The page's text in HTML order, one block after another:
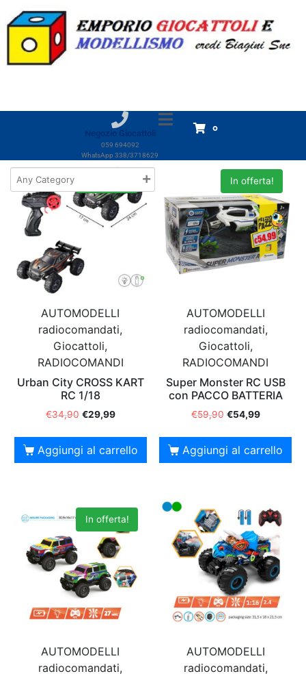
Negozio Giocattoli
059 694092
WhatsApp 338/3718629
0
Home Prodotti Giocattoli RADIOCOMANDI
RADIOCOMANDI
AUTOMODELLI
radiocomandati,
Giocattoli,
RADIOCOMANDI
Urban City CROSS KART
RC 1/18
€34,90 €29,99
Aggiungi al carrello
In offerta!
AUTOMODELLI
radiocomandati,
Giocattoli,
RADIOCOMANDI
Super Monster RC USB
con PACCO BATTERIA
€59,90 €54,99
Aggiungi al carrello
In offerta!
AUTOMODELLI
radiocomandati,
AUTOMODELLI
radiocomandati,